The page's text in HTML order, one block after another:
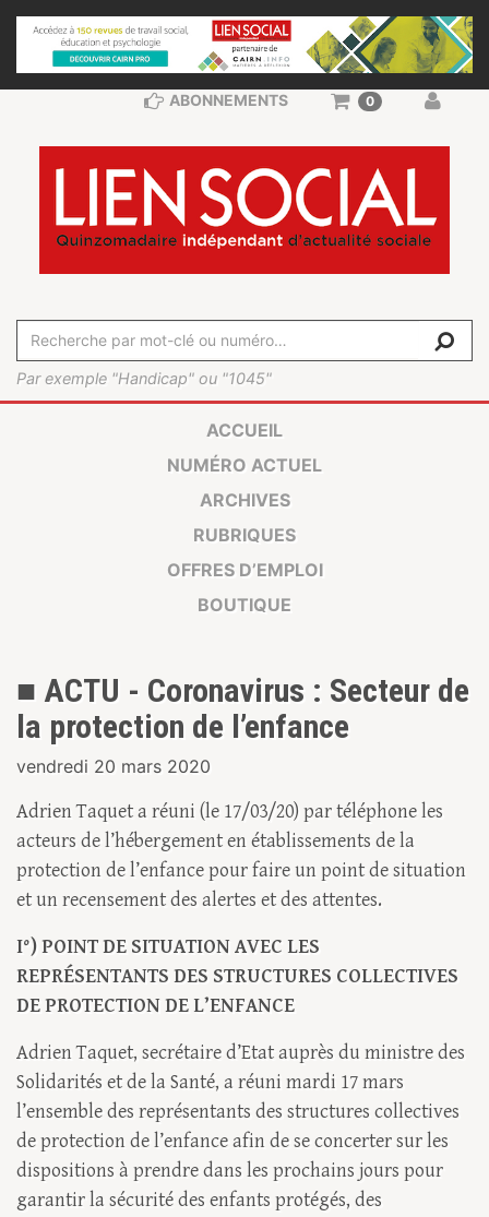
Par exemple "Handicap" ou "1045"
ABONNEMENTS 0
ACCUEIL
NUMÉRO ACTUEL
ARCHIVES
RUBRIQUES
OFFRES D’EMPLOI
BOUTIQUE
■ ACTU - Coronavirus : Secteur de
la protection de l’enfance
vendredi 20 mars 2020
Adrien Taquet a réuni (le 17/03/20) par téléphone les
acteurs de l’hébergement en établissements de la
protection de l’enfance pour faire un point de situation
et un recensement des alertes et des attentes.
I°) POINT DE SITUATION AVEC LES
REPRÉSENTANTS DES STRUCTURES COLLECTIVES
DE PROTECTION DE L’ENFANCE
Adrien Taquet, secrétaire d’Etat auprès du ministre des
Solidarités et de la Santé, a réuni mardi 17 mars
l’ensemble des représentants des structures collectives
de protection de l’enfance afin de se concerter sur les
dispositions à prendre dans les prochains jours pour
garantir la sécurité des enfants protégés, des